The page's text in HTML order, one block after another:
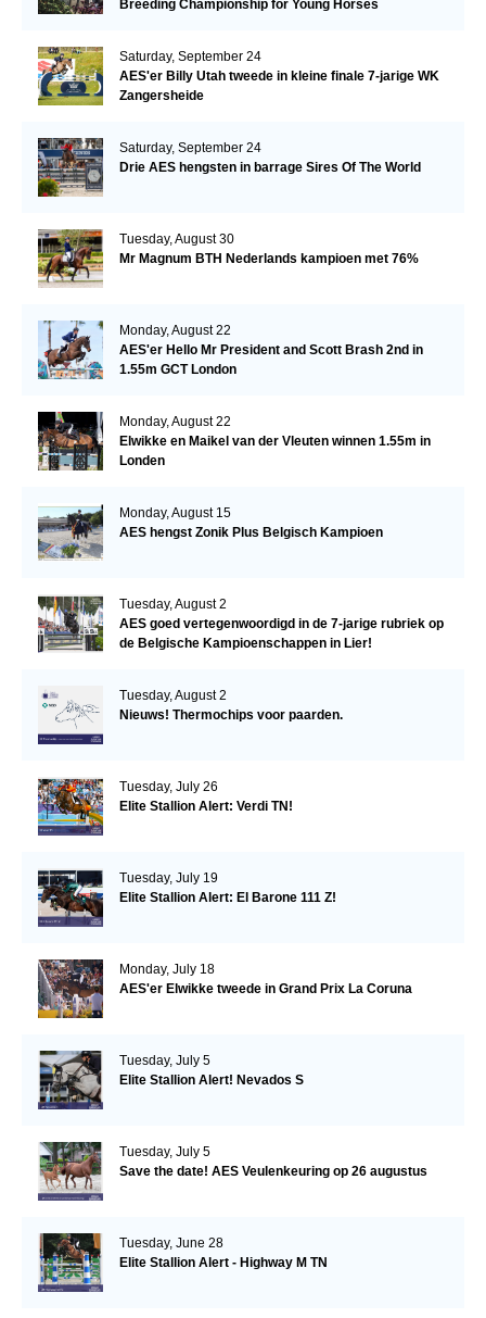
Breeding Championship for Young Horses
Saturday, September 24
AES'er Billy Utah tweede in kleine finale 7-jarige WK
Zangersheide
Saturday, September 24
Drie AES hengsten in barrage Sires Of The World
Tuesday, August 30
Mr Magnum BTH Nederlands kampioen met 76%
Monday, August 22
AES'er Hello Mr President and Scott Brash 2nd in
1.55m GCT London
Monday, August 22
Elwikke en Maikel van der Vleuten winnen 1.55m in
Londen
Monday, August 15
AES hengst Zonik Plus Belgisch Kampioen
Tuesday, August 2
AES goed vertegenwoordigd in de 7-jarige rubriek op
de Belgische Kampioenschappen in Lier!
Tuesday, August 2
Nieuws! Thermochips voor paarden.
Tuesday, July 26
Elite Stallion Alert: Verdi TN!
Tuesday, July 19
Elite Stallion Alert: El Barone 111 Z!
Monday, July 18
AES'er Elwikke tweede in Grand Prix La Coruna
Tuesday, July 5
Elite Stallion Alert! Nevados S
Tuesday, July 5
Save the date! AES Veulenkeuring op 26 augustus
Tuesday, June 28
Elite Stallion Alert - Highway M TN